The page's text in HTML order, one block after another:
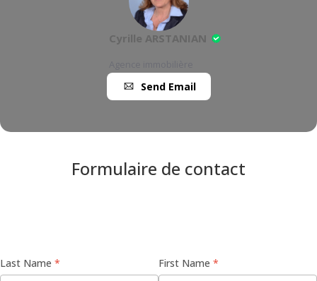
Cyrille ARSTANIAN
Send Email
Formulaire de contact
Last Name First Name